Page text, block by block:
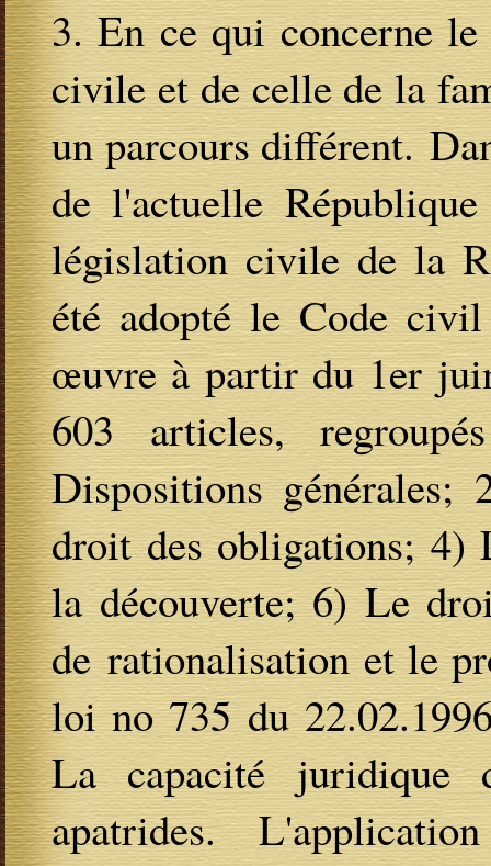
3. En ce qui concerne
civile et de celle de la
un parcours différent.
de l'actuelle
législation civile de la
été adopté le Code
œuvre à partir du 1er
603 articles,
Dispositions
droit des obligations;
la découverte; 6) Le
de rationalisation et le
loi no 735 du
La capacité juridique
apatrides.